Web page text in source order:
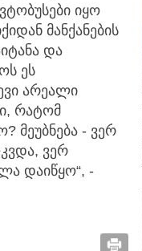
იყო
მანქანების
და
ეს
არეალი
რატომ
მეუბნება - ვერ
ვერ
დაიწყო“, -